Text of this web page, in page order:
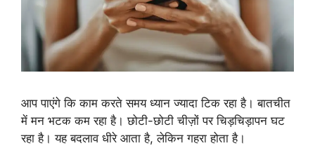
आप पाएंगे कि काम करते समय ध्यान ज्यादा टिक रहा है। बातचीत
में मन भटक कम रहा है। छोटी-छोटी चीज़ों पर चिड़चिड़ापन घट
रहा है। यह बदलाव धीरे आता है, लेकिन गहरा होता है।